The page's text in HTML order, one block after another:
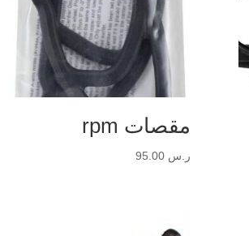
مقصات rpm
ر.س